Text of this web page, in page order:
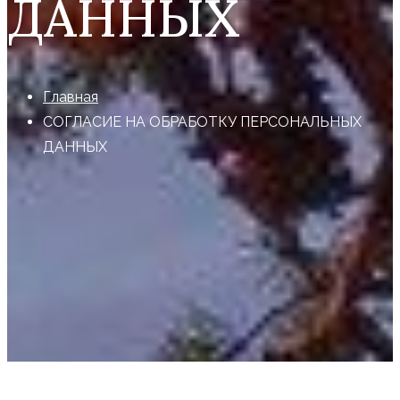
ДАННЫХ
Главная
СОГЛАСИЕ НА ОБРАБОТКУ ПЕРСОНАЛЬНЫХ
ДАННЫХ